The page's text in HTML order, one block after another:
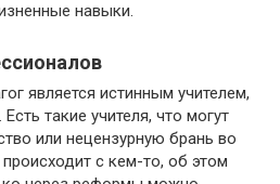
навыки.
является истинным учителем,
такие учителя, что могут
или нецензурную брань во
с кем-то, об этом